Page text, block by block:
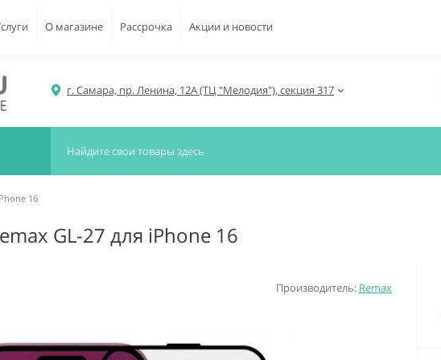
О магазине Рассрочка Акции и новости
г. Самара, пр. Ленина, 12А (ТЦ "Мелодия"), секция 317
16
GL-27 для iPhone 16
Производитель: Remax